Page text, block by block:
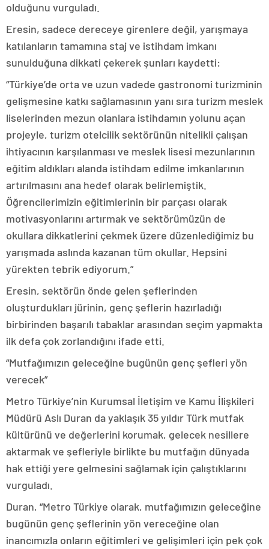
olduğunu vurguladı.
Eresin, sadece dereceye girenlere değil, yarışmaya
katılanların tamamına staj ve istihdam imkanı
sunulduğuna dikkati çekerek şunları kaydetti:
“Türkiye’de orta ve uzun vadede gastronomi turizminin
gelişmesine katkı sağlamasının yanı sıra turizm meslek
liselerinden mezun olanlara istihdamın yolunu açan
projeyle, turizm otelcilik sektörünün nitelikli çalışan
ihtiyacının karşılanması ve meslek lisesi mezunlarının
eğitim aldıkları alanda istihdam edilme imkanlarının
artırılmasını ana hedef olarak belirlemiştik.
Öğrencilerimizin eğitimlerinin bir parçası olarak
motivasyonlarını artırmak ve sektörümüzün de
okullara dikkatlerini çekmek üzere düzenlediğimiz bu
yarışmada aslında kazanan tüm okullar. Hepsini
yürekten tebrik ediyorum.”
Eresin, sektörün önde gelen şeflerinden
oluşturdukları jürinin, genç şeflerin hazırladığı
birbirinden başarılı tabaklar arasından seçim yapmakta
ilk defa çok zorlandığını ifade etti.
“Mutfağımızın geleceğine bugünün genç şefleri yön
verecek”
Metro Türkiye’nin Kurumsal İletişim ve Kamu İlişkileri
Müdürü Aslı Duran da yaklaşık 35 yıldır Türk mutfak
kültürünü ve değerlerini korumak, gelecek nesillere
aktarmak ve şefleriyle birlikte bu mutfağın dünyada
hak ettiği yere gelmesini sağlamak için çalıştıklarını
vurguladı.
Duran, “Metro Türkiye olarak, mutfağımızın geleceğine
bugünün genç şeflerinin yön vereceğine olan
inancımızla onların eğitimleri ve gelişimleri için pek çok